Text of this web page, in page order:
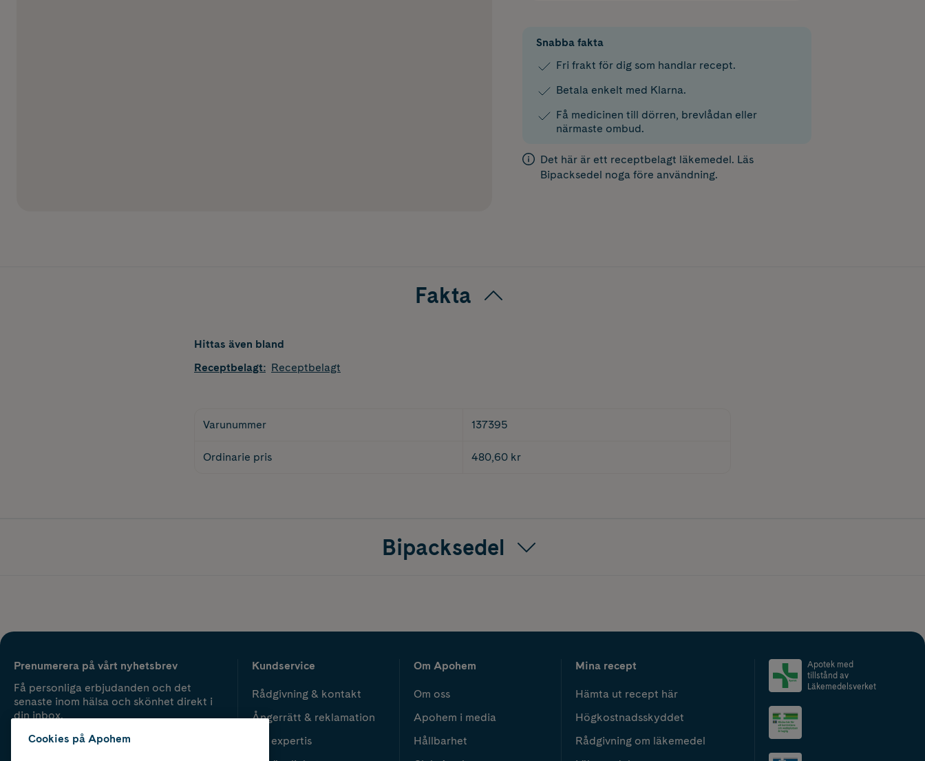
Snabba fakta
Fri frakt för dig som handlar recept.
Betala enkelt med Klarna.
Få medicinen till dörren, brevlådan eller
närmaste ombud.
Det här är ett receptbelagt läkemedel. Läs
Bipacksedel noga före användning.
Fakta
Hittas även bland
Receptbelagt: Receptbelagt
Varunummer 137395
Ordinarie pris 480,60 kr
Bipacksedel
Prenumerera på vårt nyhetsbrev
Få personliga erbjudanden och det
senaste inom hälsa och skönhet direkt i
din inbox.
Kundservice
Rådgivning & kontakt
Ångerrätt & reklamation
Vår expertis
Om Apohem
Om oss
Apohem i media
Hållbarhet
Mina recept
Hämta ut recept här
Högkostnadsskyddet
Rådgivning om läkemedel
Apotek med
tillstånd av
Läkemedelsverket
Cookies på Apohem